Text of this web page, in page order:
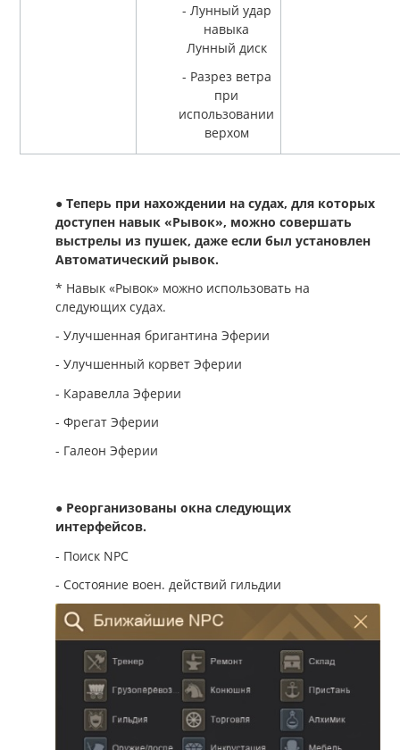
- Лунный удар
навыка
Лунный диск
- Разрез ветра
при
использовании
верхом
●Теперь при нахождении на судах, для которых
доступен навык «Рывок», можно совершать
выстрелы из пушек, даже если был установлен
Автоматический рывок.
* Навык «Рывок» можно использовать на
следующих судах.
- Улучшенная бригантина Эферии
- Улучшенный корвет Эферии
- Каравелла Эферии
- Фрегат Эферии
- Галеон Эферии
● Реорганизованы окна следующих
интерфейсов.
- Поиск NPC
- Состояние воен. действий гильдии